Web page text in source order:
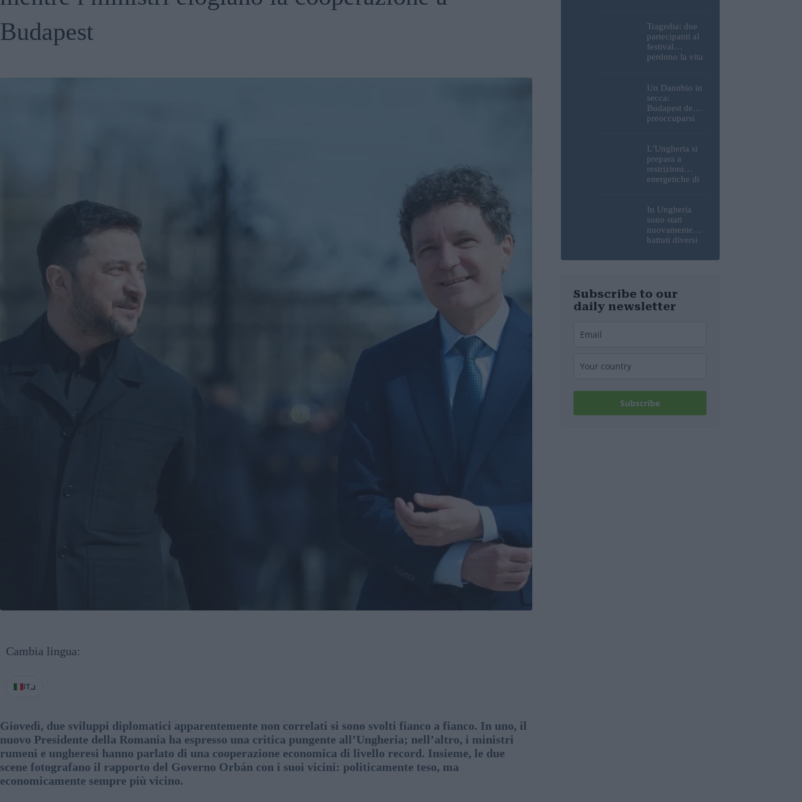
Budapest
Cambia lingua:
IT
Giovedì, due sviluppi diplomatici apparentemente non correlati si sono svolti fianco a fianco. In uno, il
nuovo Presidente della Romania ha espresso una critica pungente all’Ungheria; nell’altro, i ministri
rumeni e ungheresi hanno parlato di una cooperazione economica di livello record. Insieme, le due
scene fotografano il rapporto del Governo Orbán con i suoi vicini: politicamente teso, ma
economicamente sempre più vicino.
Buda e della
Cittadella
verranno
spente
Tragedia: due
partecipanti al
festival
perdono la vita
Ungheria
Un Danubio in
secca:
Budapest deve
preoccuparsi
mento idrico?
Un esperto
mette in luce
un fatto
L’Ungheria si
prepara a
restrizioni
energetiche di
nucleare di
Paks potrebbe
chiudere
questo fine
In Ungheria
sono stati
nuovamente
battuti diversi
caldo; buone
all’approvvigio
namento di
acqua potabile
Subscribe to our
daily newsletter
Subscribe